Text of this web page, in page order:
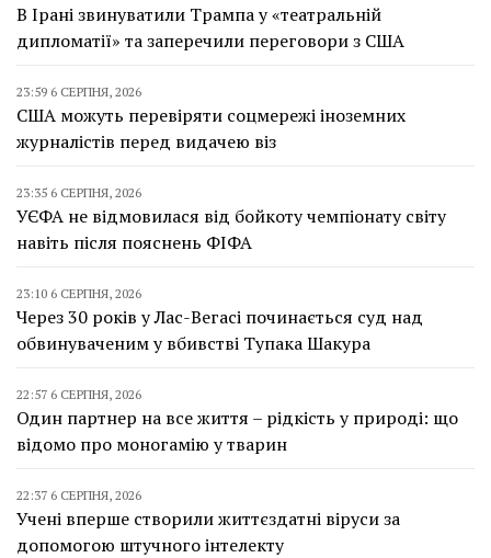
В Ірані звинуватили Трампа у «театральній
дипломатії» та заперечили переговори з США
23:59 6 СЕРПНЯ, 2026
США можуть перевіряти соцмережі іноземних
журналістів перед видачею віз
23:35 6 СЕРПНЯ, 2026
УЄФА не відмовилася від бойкоту чемпіонату світу
навіть після пояснень ФІФА
23:10 6 СЕРПНЯ, 2026
Через 30 років у Лас-Вегасі починається суд над
обвинуваченим у вбивстві Тупака Шакура
22:57 6 СЕРПНЯ, 2026
Один партнер на все життя – рідкість у природі: що
відомо про моногамію у тварин
22:37 6 СЕРПНЯ, 2026
Учені вперше створили життєздатні віруси за
допомогою штучного інтелекту